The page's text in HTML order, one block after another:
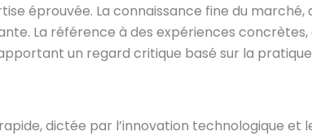
éprouvée. La connaissance fine du
La référence à des expériences
un regard critique basé sur la
dictée par l’innovation technologique